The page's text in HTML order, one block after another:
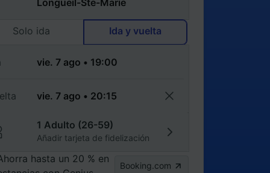
Solo ida Ida y vuelta
1 Adulto (26-59)
Añadir tarjeta de fidelización
hasta un 20 % en
Booking.com